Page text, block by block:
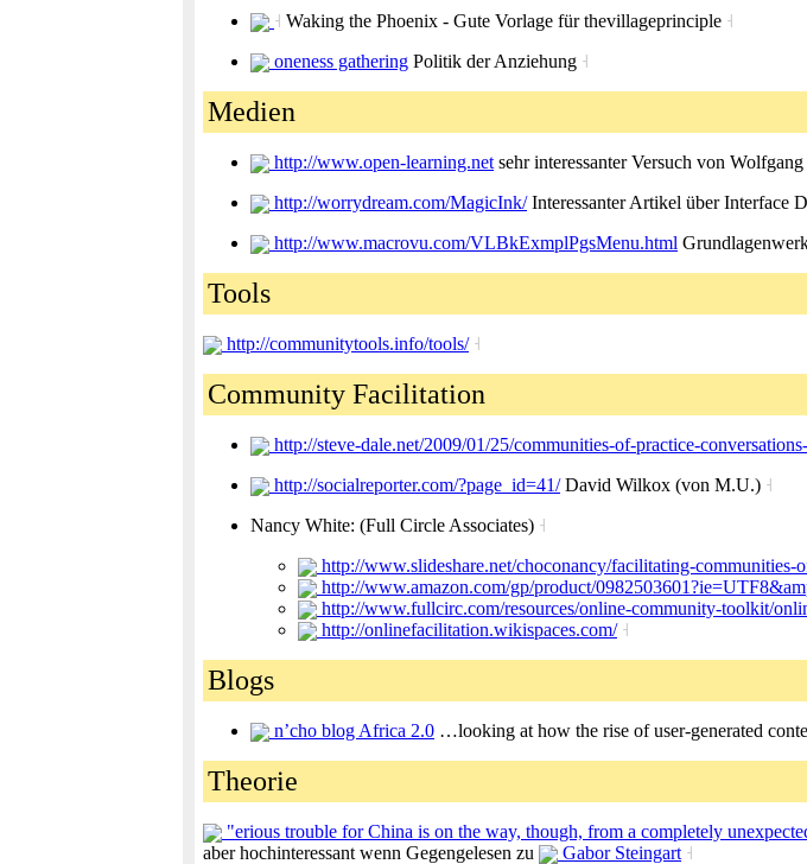
˧ Waking the Phoenix - Gute Vorlage für thevillageprinciple ˧
oneness gathering Politik der Anziehung ˧
Medien
http://www.open-learning.net sehr interessanter Versuch von
http://worrydream.com/MagicInk/Interessanter Artikel über Interface
http://www.macrovu.com/VLBkExmplPgsMenu.html
Tools
http://communitytools.info/tools/ ˧
Community Facilitation
http://steve-dale.net/2009/01/25/communities-of-practice-
http://socialreporter.com/?page_id=41/David Wilkox (von M.U.) ˧
Nancy White: (Full Circle Associates) ˧
http://www.slideshare.net/choconancy/facilitating-communities-
http://www.amazon.com/gp/product/
http://www.fullcirc.com/resources/online-community-toolkit/
http://onlinefacilitation.wikispaces.com/ ˧
Blogs
n’cho blog Africa 2.0 …looking at how the rise of user-generated
Theorie
"erious trouble for China is on the way, though, from a completely
aber hochinteressant wenn Gegengelesen zu
Gabor Steingart ˧